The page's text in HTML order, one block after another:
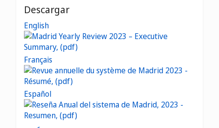
Descargar
English
Français
Español